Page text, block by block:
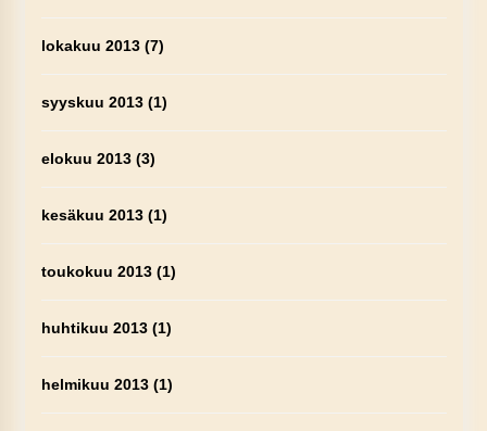
lokakuu 2013(7)
syyskuu 2013(1)
elokuu 2013(3)
kesäkuu 2013(1)
toukokuu 2013(1)
huhtikuu 2013(1)
helmikuu 2013(1)